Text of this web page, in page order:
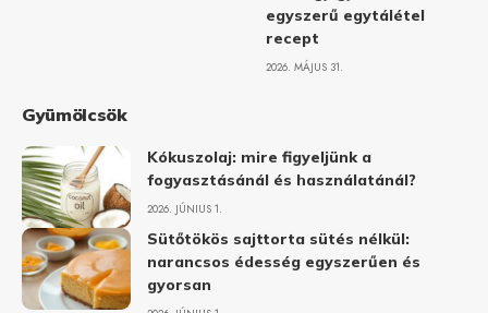
egyszerű egytálétel
recept
2026. MÁJUS 31.
Gyümölcsök
Kókuszolaj: mire figyeljünk a
fogyasztásánál és használatánál?
2026. JÚNIUS 1.
Sütőtökös sajttorta sütés nélkül:
narancsos édesség egyszerűen és
gyorsan